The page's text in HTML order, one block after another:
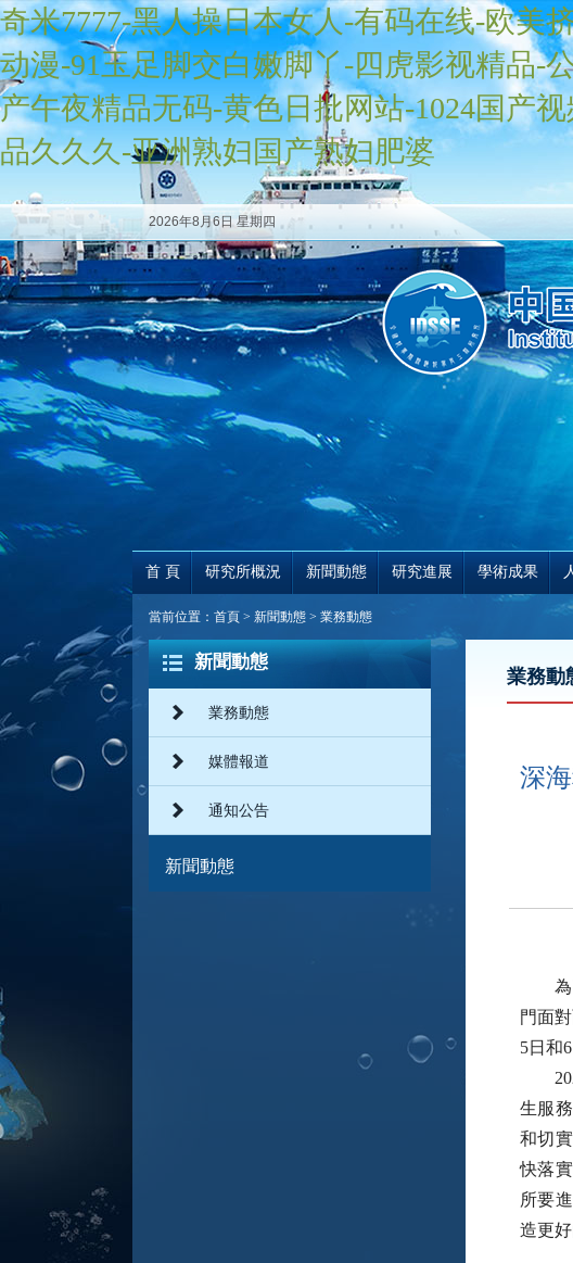
奇米7777-黑人操日本女人-有码在线-欧美
动漫-91玉足脚交白嫩脚丫-四虎影视精品-
产午夜精品无码-黄色日批网站-1024国产
品久久久-亚洲熟妇国产熟妇肥婆
2026年8月6日 星期四
首 頁 研究所概況 新聞動態 研究進展 學術成果
當前位置： 首頁 > 新聞動態 > 業務動態
新聞動態
業務動態
媒體報道
通知公告
新聞動態
業務動
深
門面
5日和
生服
和切
快落
所要
造更